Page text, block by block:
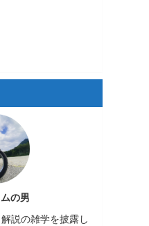
の男
説の雑学を披露し